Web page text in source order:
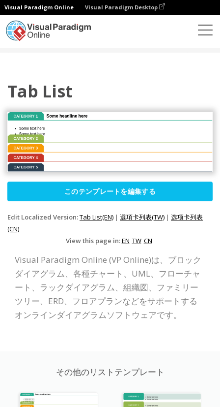
Visual Paradigm Online Visual Paradigm Desktop
Tab List
このテンプレートを編集する
Edit Localized Version:Tab List(EN) | 選項卡列表(TW) | 选项卡列表
(CN)
View this page in:EN TW CN
Visual Paradigm Online (VP Online)は、ブロック
ダイアグラム、各種チャート、UML、フローチャ
ート、ラックダイアグラム、組織図、ファミリー
ツリー、ERD、フロアプランなどをサポートする
オンラインダイアグラムソフトウェアです。
その他のリストテンプレート